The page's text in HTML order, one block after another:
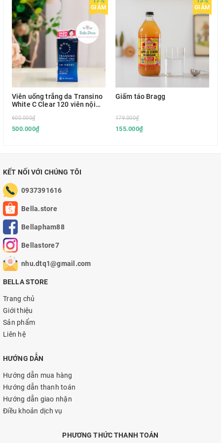
GIẢM
Viên uống trắng da Transino
White C Clear 120 viên nội
600.000₫
500.000₫
GIẢM
Giấm táo Bragg
179.000₫
155.000₫
KẾT NỐI VỚI CHÚNG TÔI
0937391616
Bella.store
Bellapham88
Bellastore7
nhu.dtq1@gmail.com
BELLA STORE
Trang chủ
Giới thiệu
Sản phẩm
Liên hệ
HƯỚNG DẪN
Hướng dẫn mua hàng
Hướng dẫn thanh toán
Hướng dẫn giao nhận
Điều khoản dịch vụ
PHƯƠNG THỨC THANH TOÁN